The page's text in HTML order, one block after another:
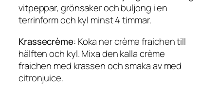
vitpeppar, grönsaker och buljong i en
terrinform och kyl minst 4 timmar.
Krassecrème: Koka ner crème fraichen till
hälften och kyl. Mixa den kalla crème
fraichen med krassen och smaka av med
citronjuice.